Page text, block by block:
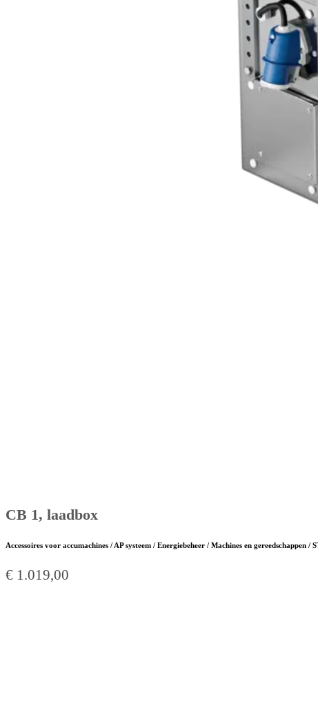
CB 1, laadbox
Accessoires voor accumachines / AP systeem / Energiebeheer / Machines en gereedschappen /
€ 1.019,00